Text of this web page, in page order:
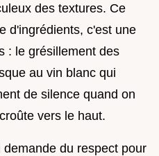
des textures. Ce
d'ingrédients, c'est une
: le grésillement des
au vin blanc qui
de silence quand on
vers le haut.
du respect pour